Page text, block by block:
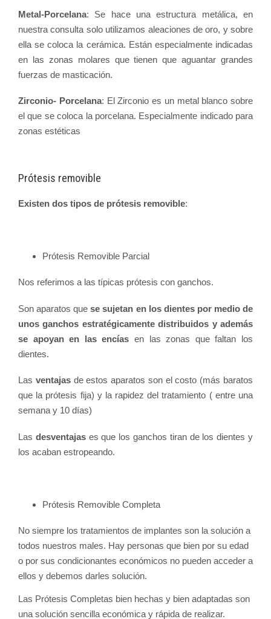
Metal-Porcelana: Se hace una estructura metálica, en
nuestra consulta solo utilizamos aleaciones de oro, y sobre
ella se coloca la cerámica. Están especialmente indicadas
en las zonas molares que tienen que aguantar grandes
fuerzas de masticación.
Zirconio- Porcelana: El Zirconio es un metal blanco sobre
el que se coloca la porcelana. Especialmente indicado para
zonas estéticas
Prótesis removible
Existen dos tipos de prótesis removible:
Prótesis Removible Parcial
Nos referimos a las típicas prótesis con ganchos.
Son aparatos quese sujetan en los dientes por medio de
unos ganchos estratégicamente distribuidos y además
se apoyan en las encías en las zonas que faltan los
dientes.
Las ventajasde estos aparatos son el costo (más baratos
que la prótesis fija) y la rapidez del tratamiento ( entre una
semana y 10 días)
Las desventajas es que los ganchos tiran de los dientes y
los acaban estropeando.
Prótesis Removible Completa
No siempre los tratamientos de implantes son la solución a
todos nuestros males. Hay personas que bien por su edad
o por sus condicionantes económicos no pueden acceder a
ellos y debemos darles solución.
Las Prótesis Completas bien hechas y bien adaptadas son
una solución sencilla económica y rápida de realizar.